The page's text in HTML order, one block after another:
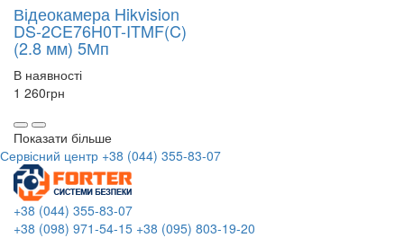
Відеокамера Hikvision
DS-2CE76H0T-ITMF(C)
(2.8 мм) 5Мп
В наявності
1 260грн
Показати більше
Сервісний центр +38 (044) 355-83-07
+38 (044) 355-83-07
+38 (098) 971-54-15 +38 (095) 803-19-20